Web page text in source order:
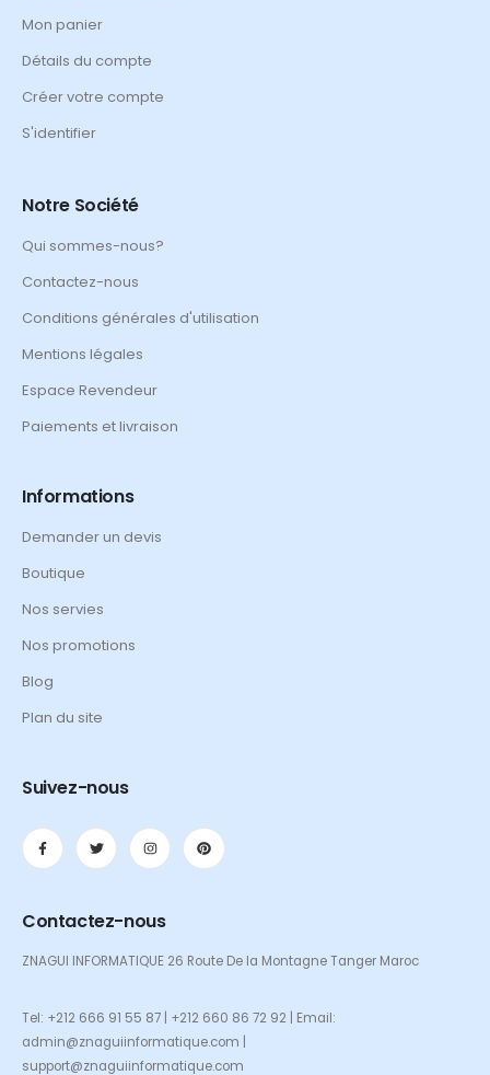
Mon panier
Détails du compte
Créer votre compte
S'identifier
Notre Société
Qui sommes-nous?
Contactez-nous
Conditions générales d'utilisation
Mentions légales
Espace Revendeur
Paiements et livraison
Informations
Demander un devis
Boutique
Nos servies
Nos promotions
Blog
Plan du site
Suivez-nous
Contactez-nous
ZNAGUI INFORMATIQUE 26 Route De la Montagne Tanger Maroc
Tel: +212 666 91 55 87 | +212 660 86 72 92 | Email:
admin@znaguiinformatique.com |
support@znaguiinformatique.com